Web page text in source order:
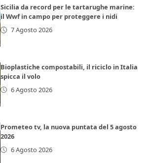
Sicilia da record per le tartarughe marine:
il Wwf in campo per proteggere i nidi
7 Agosto 2026
Bioplastiche compostabili, il riciclo in Italia
spicca il volo
6 Agosto 2026
Prometeo tv, la nuova puntata del 5 agosto
2026
6 Agosto 2026